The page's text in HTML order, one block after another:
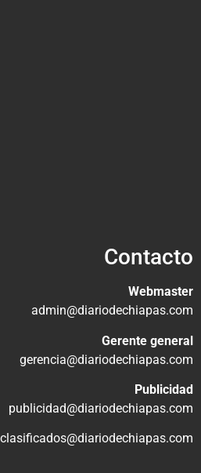
Contacto
Webmaster
admin@diariodechiapas.com
Gerente general
gerencia@diariodechiapas.com
Publicidad
publicidad@diariodechiapas.com
clasificados@diariodechiapas.com